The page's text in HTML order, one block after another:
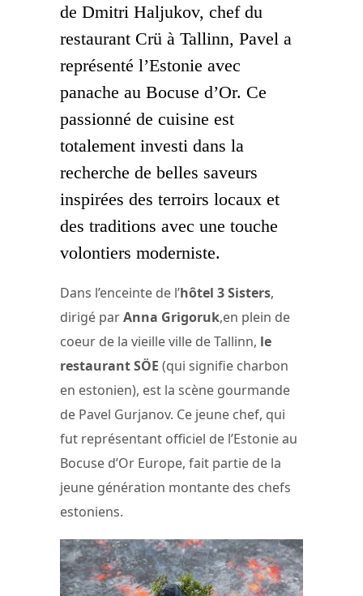
de Dmitri Haljukov, chef du
restaurant Crü à Tallinn, Pavel a
représenté l’Estonie avec
panache au Bocuse d’Or. Ce
passionné de cuisine est
totalement investi dans la
recherche de belles saveurs
inspirées des terroirs locaux et
des traditions avec une touche
volontiers moderniste.
Dans l’enceinte de l’hôtel 3 Sisters,
dirigé parAnna Grigoruk,en plein de
coeur de la vieille ville de Tallinn, le
restaurant SÖE (qui signifie charbon
en estonien), est la scène gourmande
de Pavel Gurjanov. Ce jeune chef, qui
fut représentant officiel de l’Estonie au
Bocuse d’Or Europe, fait partie de la
jeune génération montante des chefs
estoniens.